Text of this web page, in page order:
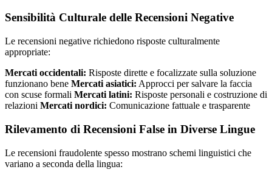
Sensibilità Culturale delle Recensioni Negative
Le recensioni negative richiedono risposte culturalmente
appropriate:
Mercati occidentali: Risposte dirette e focalizzate sulla soluzione
funzionano bene Mercati asiatici: Approcci per salvare la faccia
con scuse formali Mercati latini: Risposte personali e costruzione di
relazioni Mercati nordici: Comunicazione fattuale e trasparente
Rilevamento di Recensioni False in Diverse Lingue
Le recensioni fraudolente spesso mostrano schemi linguistici che
variano a seconda della lingua: